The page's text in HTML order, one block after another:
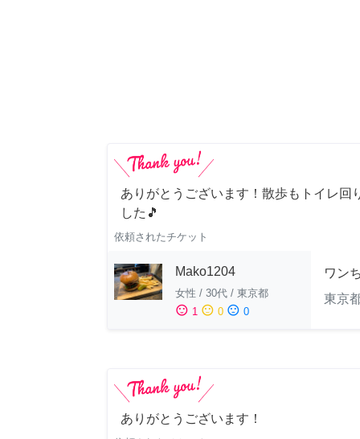
ありがとうございます！散歩もトイレ回
した🎵
依頼されたチケット
Mako1204
女性 / 30代 / 東京都
sentiment_satisfied 1 sentiment_neutral 0 sentiment_dissatisfied 0
ワン
東京
ありがとうございます！